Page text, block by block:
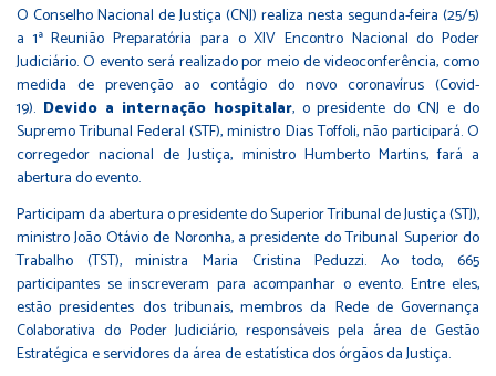
O Conselho Nacional de Justiça (CNJ) realiza nesta segunda-feira (25/5)
a 1ª Reunião Preparatória para o XIV Encontro Nacional do Poder
Judiciário. O evento será realizado por meio de videoconferência, como
medida de prevenção ao contágio do novo coronavírus (Covid-
19). Devido a internação hospitalar, o presidente do CNJ e do
Supremo Tribunal Federal (STF), ministro Dias Toffoli, não participará. O
corregedor nacional de Justiça, ministro Humberto Martins, fará a
abertura do evento.
Participam da abertura o presidente do Superior Tribunal de Justiça (STJ),
ministro João Otávio de Noronha, a presidente do Tribunal Superior do
Trabalho (TST), ministra Maria Cristina Peduzzi. Ao todo, 665
participantes se inscreveram para acompanhar o evento. Entre eles,
estão presidentes dos tribunais, membros da Rede de Governança
Colaborativa do Poder Judiciário, responsáveis pela área de Gestão
Estratégica e servidores da área de estatística dos órgãos da Justiça.